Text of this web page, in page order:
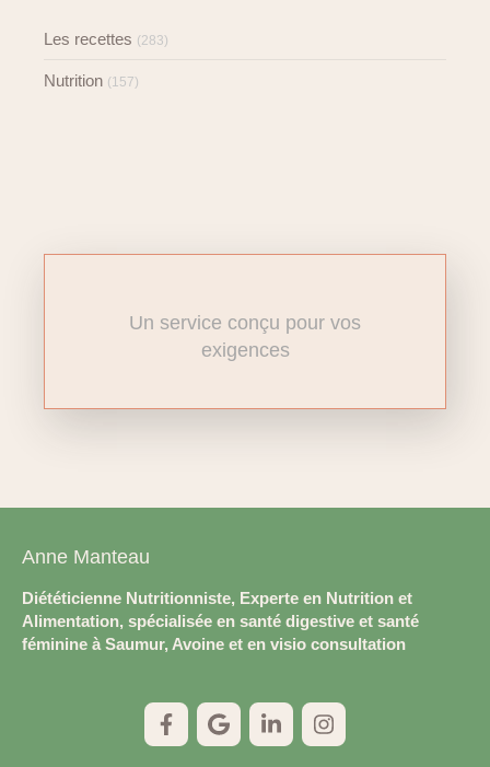
Les recettes (283)
Nutrition (157)
Un service conçu pour vos
exigences
Anne Manteau
Diététicienne Nutritionniste, Experte en Nutrition et
Alimentation, spécialisée en santé digestive et santé
féminine à Saumur, Avoine et en visio consultation